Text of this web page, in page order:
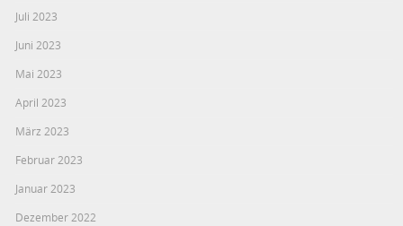
Juli 2023
Juni 2023
Mai 2023
April 2023
März 2023
Februar 2023
Januar 2023
Dezember 2022